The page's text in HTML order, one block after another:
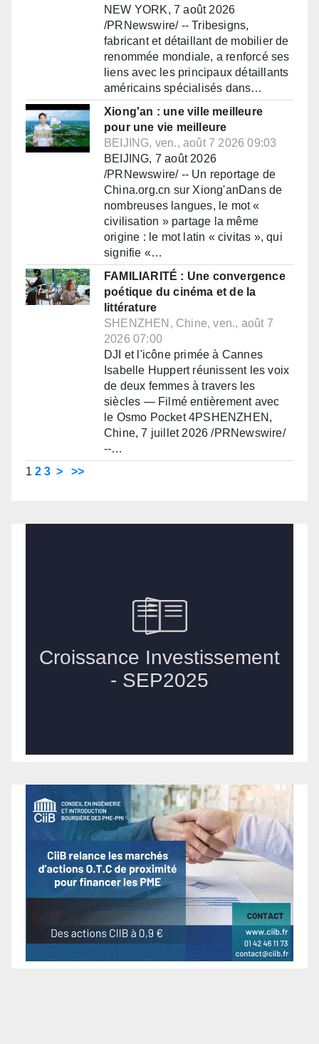
NEW YORK, 7 août 2026
/PRNewswire/ -- Tribesigns,
fabricant et détaillant de mobilier de
renommée mondiale, a renforcé ses
liens avec les principaux détaillants
américains spécialisés dans…
Xiong'an : une ville meilleure
pour une vie meilleure
BEIJING, ven., août 7 2026 09:03
BEIJING, 7 août 2026
/PRNewswire/ -- Un reportage de
China.org.cn sur Xiong'anDans de
nombreuses langues, le mot «
civilisation » partage la même
origine : le mot latin « civitas », qui
signifie «…
FAMILIARITÉ : Une convergence
poétique du cinéma et de la
littérature
SHENZHEN, Chine, ven., août 7
2026 07:00
DJI et l'icône primée à Cannes
Isabelle Huppert réunissent les voix
de deux femmes à travers les
siècles — Filmé entièrement avec
le Osmo Pocket 4PSHENZHEN,
Chine, 7 juillet 2026 /PRNewswire/
--…
1 2 3 > >>